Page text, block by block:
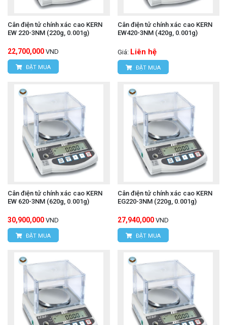
Cân điện tử chính xác cao KERN
EW 220-3NM (220g, 0.001g)
22,700,000 VND
ĐẶT MUA
Cân điện tử chính xác cao KERN
EW420-3NM (420g, 0.001g)
Giá: Liên hệ
ĐẶT MUA
Cân điện tử chính xác cao KERN
EW 620-3NM (620g, 0.001g)
30,900,000 VND
ĐẶT MUA
Cân điện tử chính xác cao KERN
EG220-3NM (220g, 0.001g)
27,940,000 VND
ĐẶT MUA